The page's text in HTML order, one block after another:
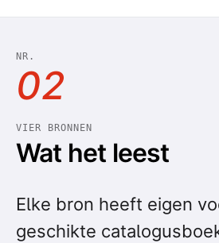
NR.
02
VIER BRONNEN
Wat het leest
Elke bron heeft eigen
geschikte